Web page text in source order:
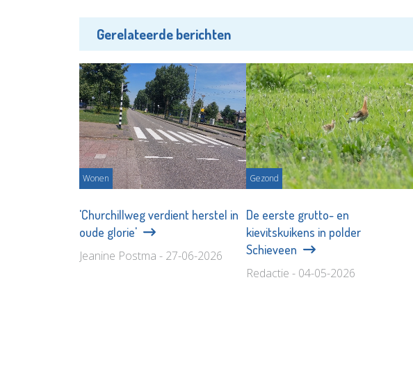
Gerelateerde berichten
Wonen
'Churchillweg verdient herstel in
oude glorie'
Jeanine Postma - 27-06-2026
Gezond
De eerste grutto- en
kievitskuikens in polder
Schieveen
Redactie - 04-05-2026